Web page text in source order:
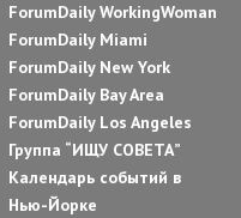
ForumDaily WorkingWoman
ForumDaily Miami
ForumDaily New York
ForumDaily Bay Area
ForumDaily Los Angeles
Группа “ИЩУ СОВЕТА”
Календарь событий в
Нью-Йорке